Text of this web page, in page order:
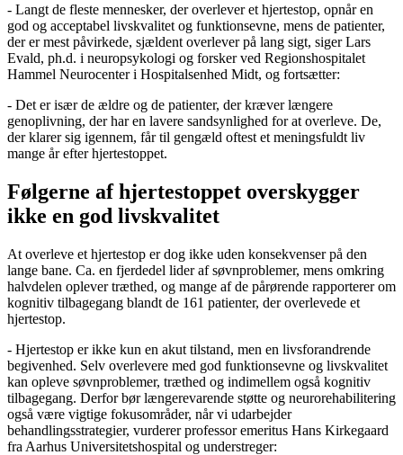
- Langt de fleste mennesker, der overlever et hjertestop, opnår en
god og acceptabel livskvalitet og funktionsevne, mens de patienter,
der er mest påvirkede, sjældent overlever på lang sigt, siger Lars
Evald, ph.d. i neuropsykologi og forsker ved Regionshospitalet
Hammel Neurocenter i Hospitalsenhed Midt, og fortsætter:
- Det er især de ældre og de patienter, der kræver længere
genoplivning, der har en lavere sandsynlighed for at overleve. De,
der klarer sig igennem, får til gengæld oftest et meningsfuldt liv
mange år efter hjertestoppet.
Følgerne af hjertestoppet overskygger
ikke en god livskvalitet
At overleve et hjertestop er dog ikke uden konsekvenser på den
lange bane. Ca. en fjerdedel lider af søvnproblemer, mens omkring
halvdelen oplever træthed, og mange af de pårørende rapporterer om
kognitiv tilbagegang blandt de 161 patienter, der overlevede et
hjertestop.
- Hjertestop er ikke kun en akut tilstand, men en livsforandrende
begivenhed. Selv overlevere med god funktionsevne og livskvalitet
kan opleve søvnproblemer, træthed og indimellem også kognitiv
tilbagegang. Derfor bør længerevarende støtte og neurorehabilitering
også være vigtige fokusområder, når vi udarbejder
behandlingsstrategier, vurderer professor emeritus Hans Kirkegaard
fra Aarhus Universitetshospital og understreger: